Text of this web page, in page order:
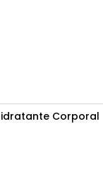
Corporal